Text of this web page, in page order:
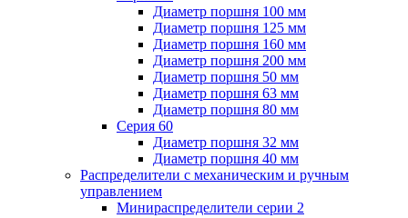
Диаметр поршня 100 мм
Диаметр поршня 125 мм
Диаметр поршня 160 мм
Диаметр поршня 200 мм
Диаметр поршня 50 мм
Диаметр поршня 63 мм
Диаметр поршня 80 мм
Серия 60
Диаметр поршня 32 мм
Диаметр поршня 40 мм
Распределители с механическим и ручным
управлением
Минираспределители серии 2